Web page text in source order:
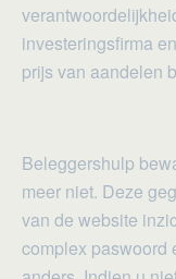
investeringsfirma
prijs van aandelen
Beleggershulp
meer niet. Deze
van de website
complex paswoord